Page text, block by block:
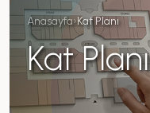
Anasayfa›Kat Planı
Kat Planı